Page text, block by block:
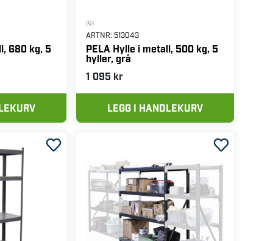
680 kg, 5
(9)
ARTNR:513043
PELA Hylle i metall, 500 kg, 5
hyller, grå
1 095 kr
LEGG I HANDLEKURV